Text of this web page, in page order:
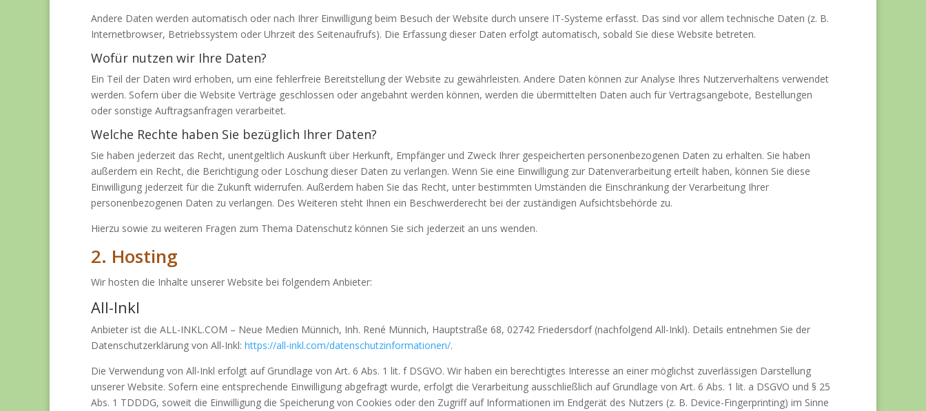
Andere Daten werden automatisch oder nach Ihrer Einwilligung beim Besuch der Website durch unsere IT-Systeme erfasst. Das sind vor allem technische Daten (z. B.
Internetbrowser, Betriebssystem oder Uhrzeit des Seitenaufrufs). Die Erfassung dieser Daten erfolgt automatisch, sobald Sie diese Website betreten.
Wofür nutzen wir Ihre Daten?
Ein Teil der Daten wird erhoben, um eine fehlerfreie Bereitstellung der Website zu gewährleisten. Andere Daten können zur Analyse Ihres Nutzerverhaltens verwendet
werden. Sofern über die Website Verträge geschlossen oder angebahnt werden können, werden die übermittelten Daten auch für Vertragsangebote, Bestellungen
oder sonstige Auftragsanfragen verarbeitet.
Welche Rechte haben Sie bezüglich Ihrer Daten?
Sie haben jederzeit das Recht, unentgeltlich Auskunft über Herkunft, Empfänger und Zweck Ihrer gespeicherten personenbezogenen Daten zu erhalten. Sie haben
außerdem ein Recht, die Berichtigung oder Löschung dieser Daten zu verlangen. Wenn Sie eine Einwilligung zur Datenverarbeitung erteilt haben, können Sie diese
Einwilligung jederzeit für die Zukunft widerrufen. Außerdem haben Sie das Recht, unter bestimmten Umständen die Einschränkung der Verarbeitung Ihrer
personenbezogenen Daten zu verlangen. Des Weiteren steht Ihnen ein Beschwerderecht bei der zuständigen Aufsichtsbehörde zu.
Hierzu sowie zu weiteren Fragen zum Thema Datenschutz können Sie sich jederzeit an uns wenden.
2. Hosting
Wir hosten die Inhalte unserer Website bei folgendem Anbieter:
All-Inkl
Anbieter ist die ALL-INKL.COM – Neue Medien Münnich, Inh. René Münnich, Hauptstraße 68, 02742 Friedersdorf (nachfolgend All-Inkl). Details entnehmen Sie der
Datenschutzerklärung von All-Inkl: https://all-inkl.com/datenschutzinformationen/.
Die Verwendung von All-Inkl erfolgt auf Grundlage von Art. 6 Abs. 1 lit. f DSGVO. Wir haben ein berechtigtes Interesse an einer möglichst zuverlässigen Darstellung
unserer Website. Sofern eine entsprechende Einwilligung abgefragt wurde, erfolgt die Verarbeitung ausschließlich auf Grundlage von Art. 6 Abs. 1 lit. a DSGVO und § 25
Abs. 1 TDDDG, soweit die Einwilligung die Speicherung von Cookies oder den Zugriff auf Informationen im Endgerät des Nutzers (z. B. Device-Fingerprinting) im Sinne